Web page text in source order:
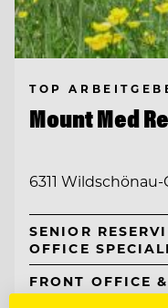
TOP
Mount Med
6311
SENIOR
OFFICE
FRONT OFFICE
MITARBEITER:IN